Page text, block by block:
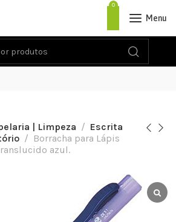
0
Menu
| Limpeza
Escrita
Borracha para Lápis
azul.